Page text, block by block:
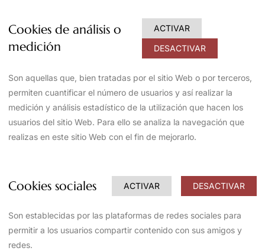
Cookies de análisis o
medición
ACTIVAR
DESACTIVAR
Son aquellas que, bien tratadas por el sitio Web o por terceros,
permiten cuantificar el número de usuarios y así realizar la
medición y análisis estadístico de la utilización que hacen los
usuarios del sitio Web. Para ello se analiza la navegación que
realizas en este sitio Web con el fin de mejorarlo.
Cookies sociales ACTIVAR DESACTIVAR
Son establecidas por las plataformas de redes sociales para
permitir a los usuarios compartir contenido con sus amigos y
redes.